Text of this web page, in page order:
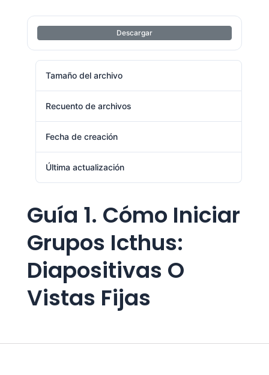
Descargar
Tamaño del archivo
Recuento de archivos
Fecha de creación
Última actualización
Guía 1. Cómo Iniciar
Grupos Icthus:
Diapositivas O
Vistas Fijas